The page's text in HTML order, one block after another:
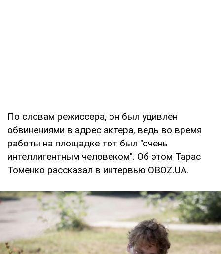
По словам режиссера, он был удивлен
обвинениями в адрес актера, ведь во время
работы на площадке тот был "очень
интеллигентным человеком". Об этом Тарас
Томенко рассказал в интервью OBOZ.UA.